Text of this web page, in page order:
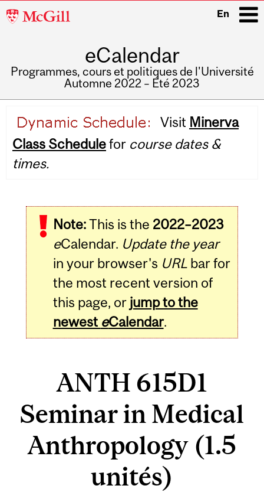
McGill
En
eCalendar
Programmes, cours et politiques de l'Université
Automne 2022 – Été 2023
navigation
Visit Minerva
Class Schedulefor course dates &
times.
Note:This is the 2022–2023
eCalendar. Update the year
in your browser's URLbar for
the most recent version of
this page, or jump to the
newest eCalendar.
ANTH 615D1
Seminar in Medical
Anthropology (1.5
unités)